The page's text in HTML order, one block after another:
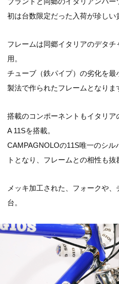
初は台数限定だった入荷が珍しい
フレームは同郷イタリアのデタ
用。
チューブ（鉄パイプ）の劣化を
製法で作られたフレームとなりま
搭載のコンポーネントもイタリ
A 11Sを搭載。
CAMPAGNOLOの11S唯一のシル
トとなり、フレームとの相性も抜
メッキ加工された、フォークや、
台。